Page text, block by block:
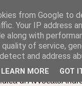
di
from Google to
Your IP address
along with
of service,
and address
LEARN MORE GOT